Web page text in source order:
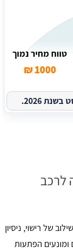
טווח מחיר נמוך
1000 ₪
2026.
לרכב
של רישוי, ניסיון
ומונעים הפתעות